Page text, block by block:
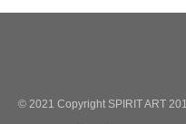
© 2021 Copyright SPIRIT ART